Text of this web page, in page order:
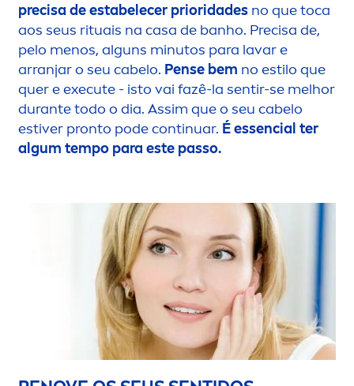
precisa de estabelecer prioridades no que toca
aos seus rituais na casa de banho. Precisa de,
pelo menos, alguns minutos para lavar e
arranjar o seu cabelo. Pense bem no estilo que
quer e execute - isto vai fazê-la sentir-se melhor
durante todo o dia. Assim que o seu cabelo
estiver pronto pode continuar. É essencial ter
algum tempo para este passo.